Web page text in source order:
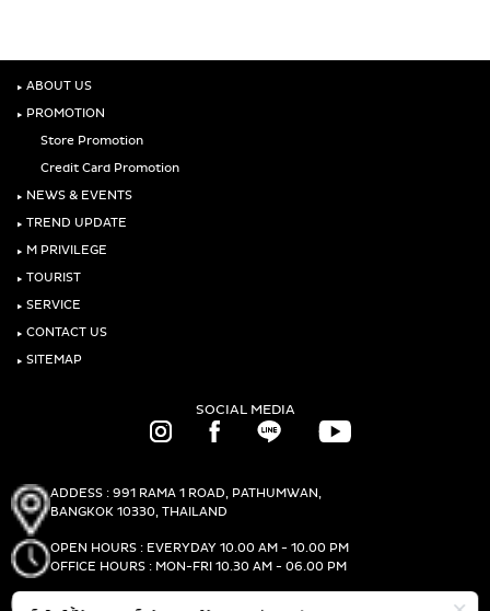
‣ ABOUT US
‣ PROMOTION
Store Promotion
Credit Card Promotion
‣ NEWS & EVENTS
‣ TREND UPDATE
‣ M PRIVILEGE
‣ TOURIST
‣ SERVICE
‣ CONTACT US
‣ SITEMAP
SOCIAL MEDIA
ADDESS : 991 RAMA 1 ROAD, PATHUMWAN,
BANGKOK 10330, THAILAND
OPEN HOURS : EVERYDAY 10.00 AM - 10.00 PM
OFFICE HOURS : MON-FRI 10.30 AM - 06.00 PM